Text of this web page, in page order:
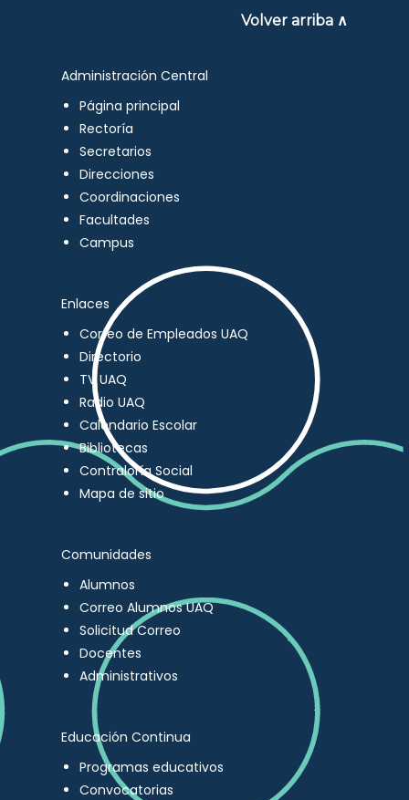
Volver arriba ∧
Administración Central
Página principal
Rectoría
Secretarios
Direcciones
Coordinaciones
Facultades
Campus
Enlaces
Correo de Empleados UAQ
Directorio
TV UAQ
Radio UAQ
Calendario Escolar
Bibliotecas
Contraloría Social
Mapa de sitio
Comunidades
Alumnos
Correo Alumnos UAQ
Solicitud Correo
Docentes
Administrativos
Educación Continua
Programas educativos
Convocatorias